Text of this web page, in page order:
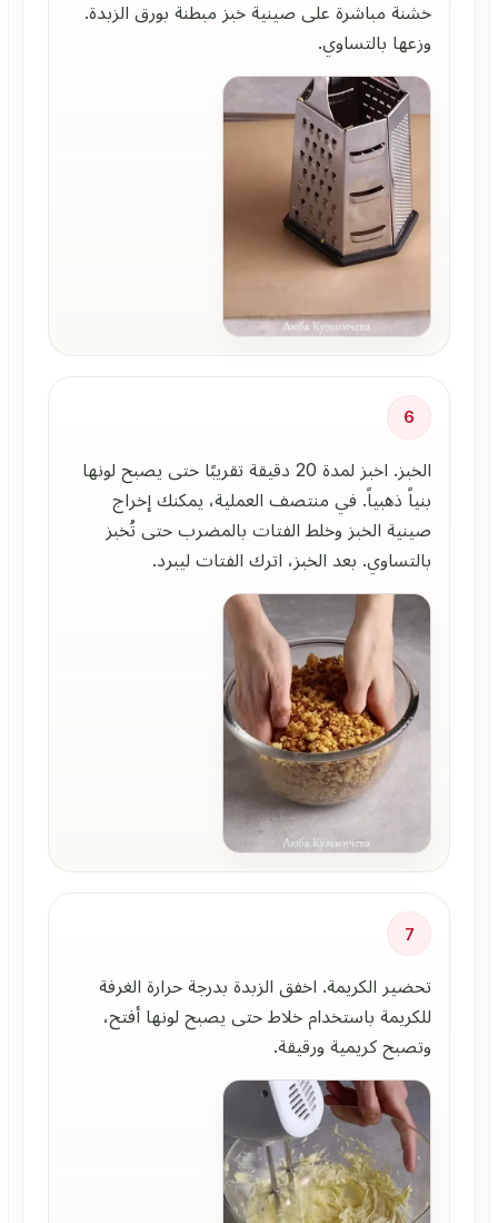
خشنة مباشرة على صينية خبز مبطنة بورق الزبدة.
وزعها بالتساوي.
6
الخبز. اخبز لمدة 20 دقيقة تقريبًا حتى يصبح لونها
بنياً ذهبياً. في منتصف العملية، يمكنك إخراج
صينية الخبز وخلط الفتات بالمضرب حتى تُخبز
بالتساوي. بعد الخبز، اترك الفتات ليبرد.
7
تحضير الكريمة. اخفق الزبدة بدرجة حرارة الغرفة
للكريمة باستخدام خلاط حتى يصبح لونها أفتح،
وتصبح كريمية ورقيقة.